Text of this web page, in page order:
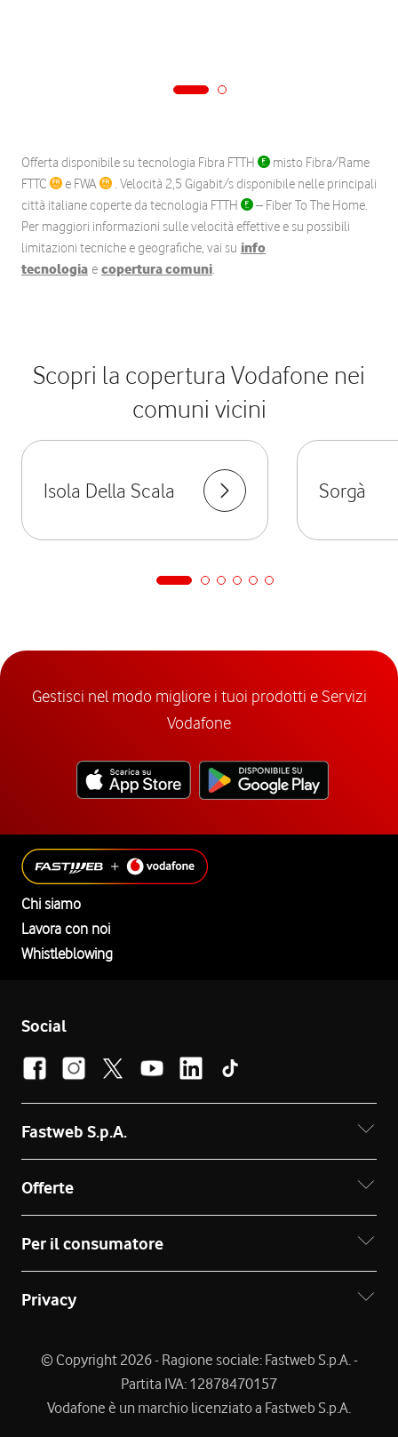
Offerta disponibile su tecnologia Fibra FTTH
misto Fibra/Rame
FTTC
e FWA
. Velocità 2,5 Gigabit/s disponibile nelle principali
città italiane coperte da tecnologia FTTH
– Fiber To The Home.
Per maggiori informazioni sulle velocità effettive e su possibili
limitazioni tecniche e geografiche, vai su info
tecnologia e copertura comuni.
Scopri la copertura Vodafone nei
comuni vicini
Isola Della Scala Sorgà
Gestisci nel modo migliore i tuoi prodotti e Servizi
Vodafone
Chi siamo
Lavora con noi
Whistleblowing
Social
Fastweb S.p.A.
Offerte
Per il consumatore
Privacy
© Copyright 2026 - Ragione sociale: Fastweb S.p.A. -
Partita IVA: 12878470157
Vodafone è un marchio licenziato a Fastweb S.p.A.